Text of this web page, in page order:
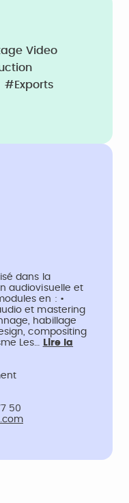
Video
#Exports
dans la
audiovisuelle et
en : •
et mastering
habillage
compositing
Les… Lire la
50